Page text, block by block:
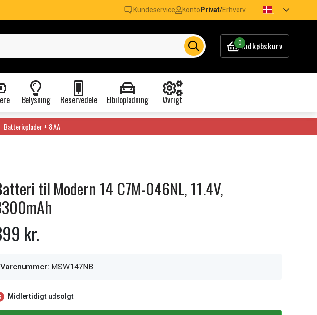
Kundeservice Konto Privat/Erhverv
0Indkøbskurv
Belysning Reservedele Elbilopladning Øvrigt
Batterioplader + 8 AA
til Modern 14 C7M-046NL, 11.4V,
kr.
Varenummer: MSW147NB
Midlertidigt udsolgt